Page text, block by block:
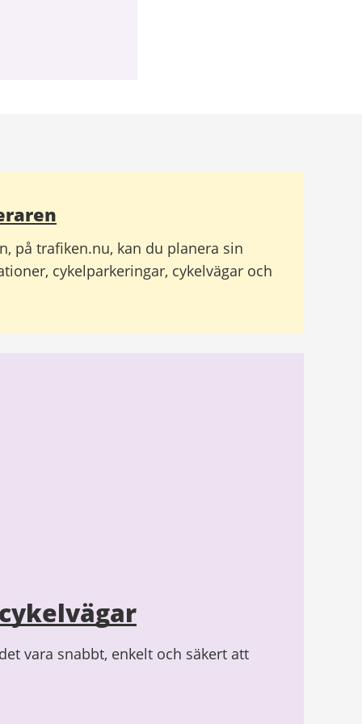
på trafiken.nu, kan du planera sin
cykelparkeringar, cykelvägar och
vara snabbt, enkelt och säkert att